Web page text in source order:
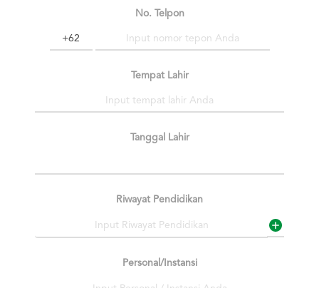
No. Telpon
Tempat Lahir
Tanggal Lahir
Riwayat Pendidikan
Personal/Instansi